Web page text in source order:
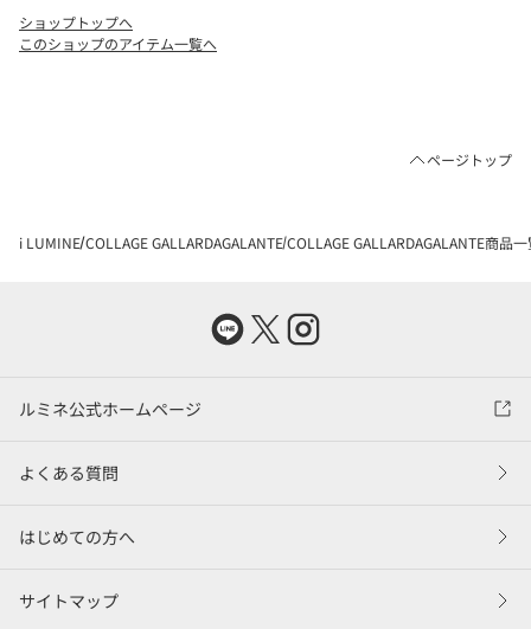
ショップトップへ
このショップのアイテム一覧へ
ページトップ
i LUMINE COLLAGE GALLARDAGALANTE COLLAGE GALLARDAGALANTE商品
ルミネ公式ホームページ
よくある質問
はじめての方へ
サイトマップ